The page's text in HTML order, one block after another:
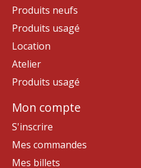
Produits neufs
Produits usagé
Location
Atelier
Produits usagé
Mon compte
S'inscrire
Mes commandes
Mes billets